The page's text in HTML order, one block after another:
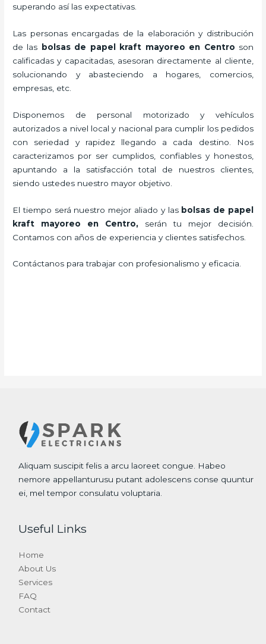
superando así las expectativas.
Las personas encargadas de la elaboración y distribución
de las
bolsas de papel kraft mayoreo en Centro son
calificadas y capacitadas, asesoran directamente al cliente,
solucionando y abasteciendo a hogares, comercios,
empresas, etc.
Disponemos de personal motorizado y vehículos
autorizados a nivel local y nacional para cumplir los pedidos
con seriedad y rapidez llegando a cada destino. Nos
caracterizamos por ser cumplidos, confiables y honestos,
apuntando a la satisfacción total de nuestros clientes,
siendo ustedes nuestro mayor objetivo.
El tiempo será nuestro mejor aliado y las bolsas de papel
kraft mayoreo en Centro, serán tu mejor decisión.
Contamos con años de experiencia y clientes satisfechos.
Contáctanos para trabajar con profesionalismo y eficacia.
Aliquam suscipit felis a arcu laoreet congue. Habeo
nemore appellanturusu putant adolescens conse quuntur
ei, mel tempor consulatu voluptaria.
Useful Links
Home
About Us
Services
FAQ
Contact